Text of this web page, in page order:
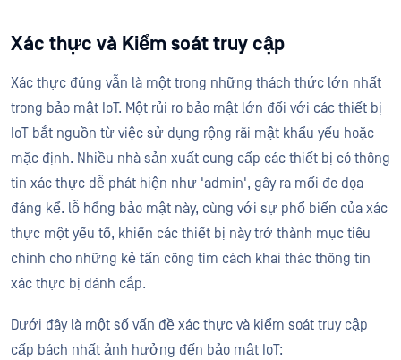
Xác thực và Kiểm soát truy cập
Xác thực đúng vẫn là một trong những thách thức lớn nhất
trong bảo mật IoT. Một rủi ro bảo mật lớn đối với các thiết bị
IoT bắt nguồn từ việc sử dụng rộng rãi mật khẩu yếu hoặc
mặc định. Nhiều nhà sản xuất cung cấp các thiết bị có thông
tin xác thực dễ phát hiện như 'admin', gây ra mối đe dọa
đáng kể. lỗ hổng bảo mật này, cùng với sự phổ biến của xác
thực một yếu tố, khiến các thiết bị này trở thành mục tiêu
chính cho những kẻ tấn công tìm cách khai thác thông tin
xác thực bị đánh cắp.
Dưới đây là một số vấn đề xác thực và kiểm soát truy cập
cấp bách nhất ảnh hưởng đến bảo mật IoT: